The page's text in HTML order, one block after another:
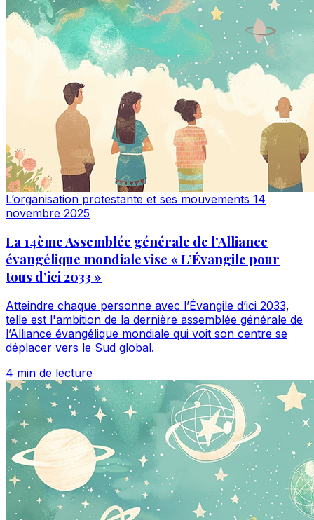
L’organisation protestante et ses mouvements 14
novembre 2025
La 14ème Assemblée générale de l’Alliance
évangélique mondiale vise « L’Évangile pour
tous d’ici 2033 »
Atteindre chaque personne avec l’Évangile d’ici 2033,
telle est l'ambition de la dernière assemblée générale de
l’Alliance évangélique mondiale qui voit son centre se
déplacer vers le Sud global.
4 min de lecture